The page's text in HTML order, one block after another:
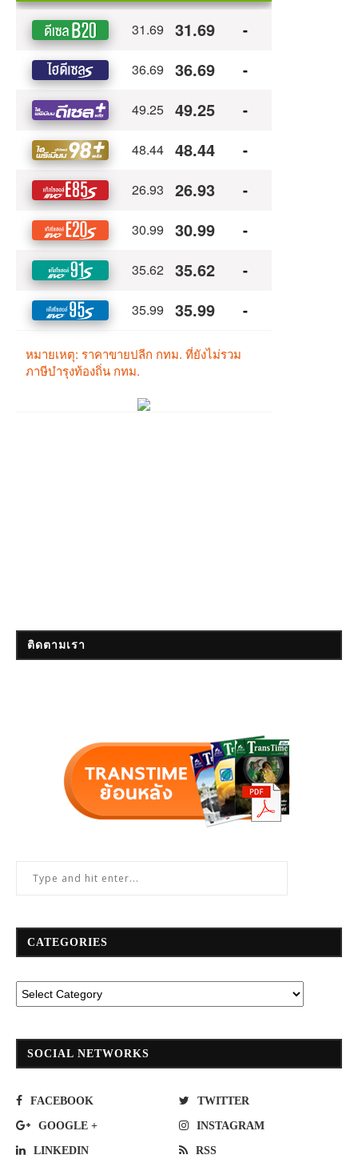
ติดตามเรา
CATEGORIES
SOCIAL NETWORKS
FACEBOOK TWITTER
GOOGLE + INSTAGRAM
LINKEDIN RSS